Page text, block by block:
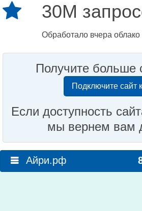
30M
Обработало вчера облако
Получите больше
Подключите сайт
Если доступность
мы вернем вам
Айри.рф